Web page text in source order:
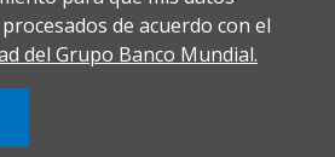
de acuerdo con el
del Grupo Banco Mundial.